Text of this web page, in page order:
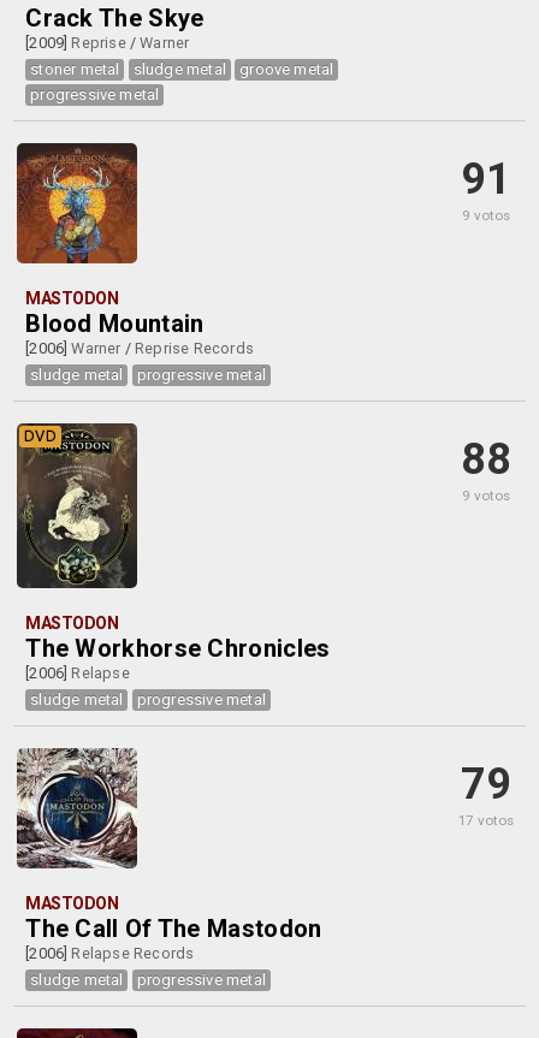
Crack The Skye
[2009] Reprise/Warner
stoner metal
sludge metal
groove metal
progressive metal
91
9 votos
MASTODON
Blood Mountain
[2006]Warner / Reprise Records
sludge metal
progressive metal
88
9 votos
DVD
MASTODON
The Workhorse Chronicles
[2006] Relapse
sludge metal
progressive metal
79
17 votos
MASTODON
The Call Of The Mastodon
[2006] Relapse Records
sludge metal
progressive metal